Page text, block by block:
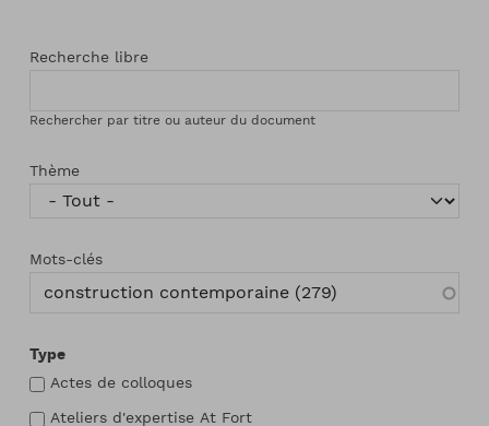
Recherche libre
Rechercher par titre ou auteur du document
Thème
Mots-clés
Type
Actes de colloques
Ateliers d'expertise At Fort